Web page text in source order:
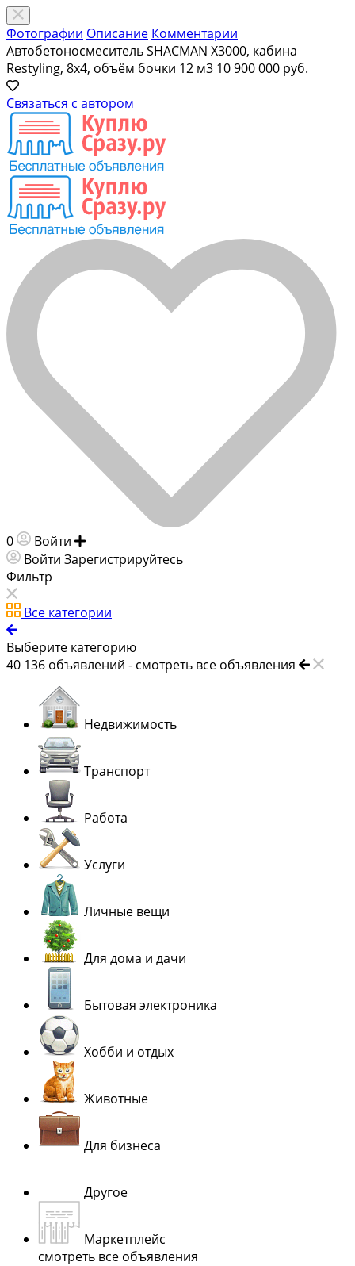
Фотографии Описание Комментарии
Автобетоносмеситель SHACMAN X3000, кабина
Restyling, 8х4, объём бочки 12 м3 10 900 000 руб.
Связаться с автором
0 Войти
Войти Зарегистрируйтесь
Фильтр
Все категории
Выберите категорию
40 136 объявлений - смотреть все объявления
Недвижимость
Транспорт
Работа
Услуги
Личные вещи
Для дома и дачи
Бытовая электроника
Хобби и отдых
Животные
Для бизнеса
Другое
Маркетплейс
смотреть все объявления